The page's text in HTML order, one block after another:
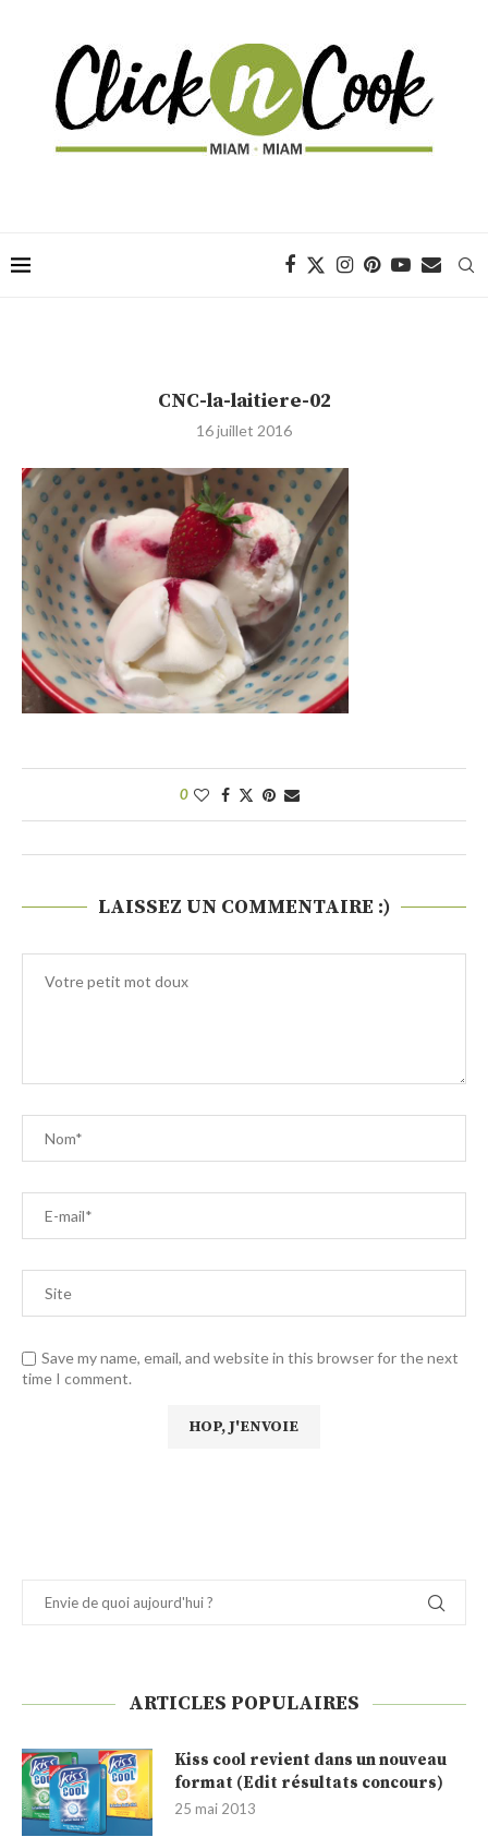
CNC-la-laitiere-02
16 juillet 2016
0
LAISSEZ UN COMMENTAIRE :)
Save my name, email, and website in this browser for the next
time I comment.
ARTICLES POPULAIRES
Kiss cool revient dans un nouveau
format (Edit résultats concours)
25 mai 2013